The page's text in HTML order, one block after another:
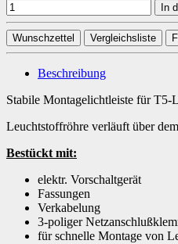
In
Wunschzettel Vergleichsliste
Beschreibung
Stabile Montagelichtleiste für T5-
Leuchtstoffröhre verläuft über
Bestückt mit:
elektr. Vorschaltgerät
Fassungen
Verkabelung
3-poliger
für schnelle Montage von